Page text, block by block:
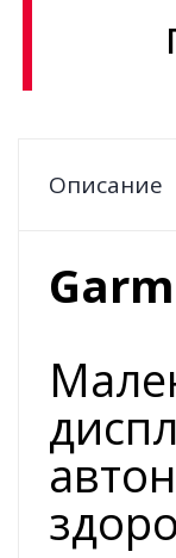
Описание